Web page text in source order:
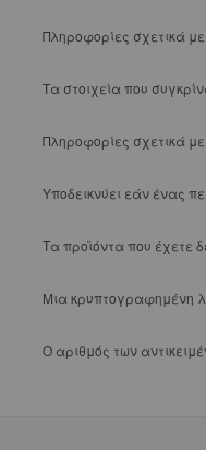
D.B.
Leone
Πληροφορίες σχετικά
Τα στοιχεία που
Πληροφορίες σχετικά
Υποδεικνύει εάν ένας
Τα προϊόντα που έχετε
Μια κρυπτογραφημένη
Ο αριθμός των